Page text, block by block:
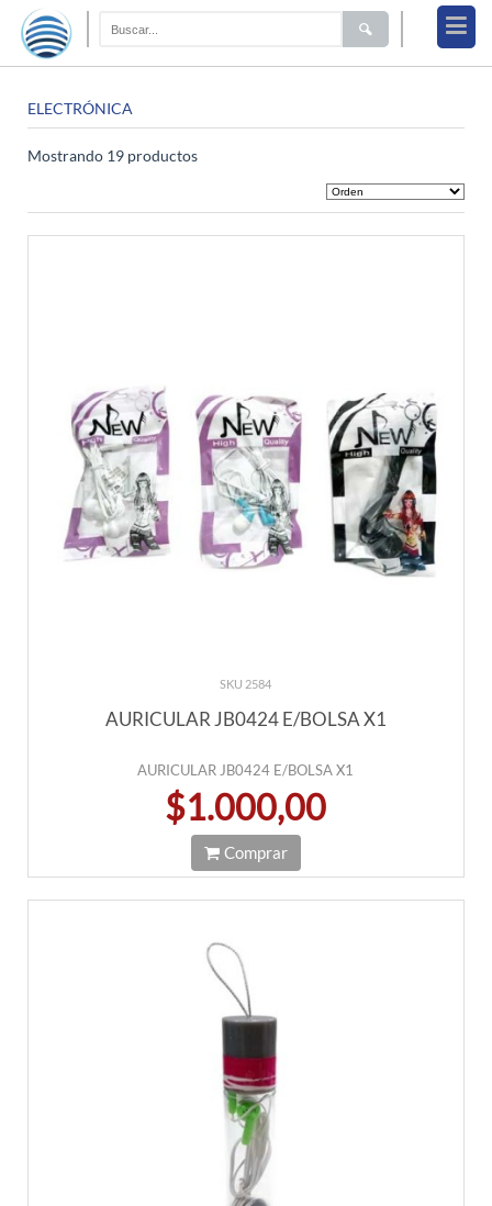
ELECTRÓNICA
Mostrando 19 productos
SKU 2584
AURICULAR JB0424 E/BOLSA X1
AURICULAR JB0424 E/BOLSA X1
$1.000,00
Comprar